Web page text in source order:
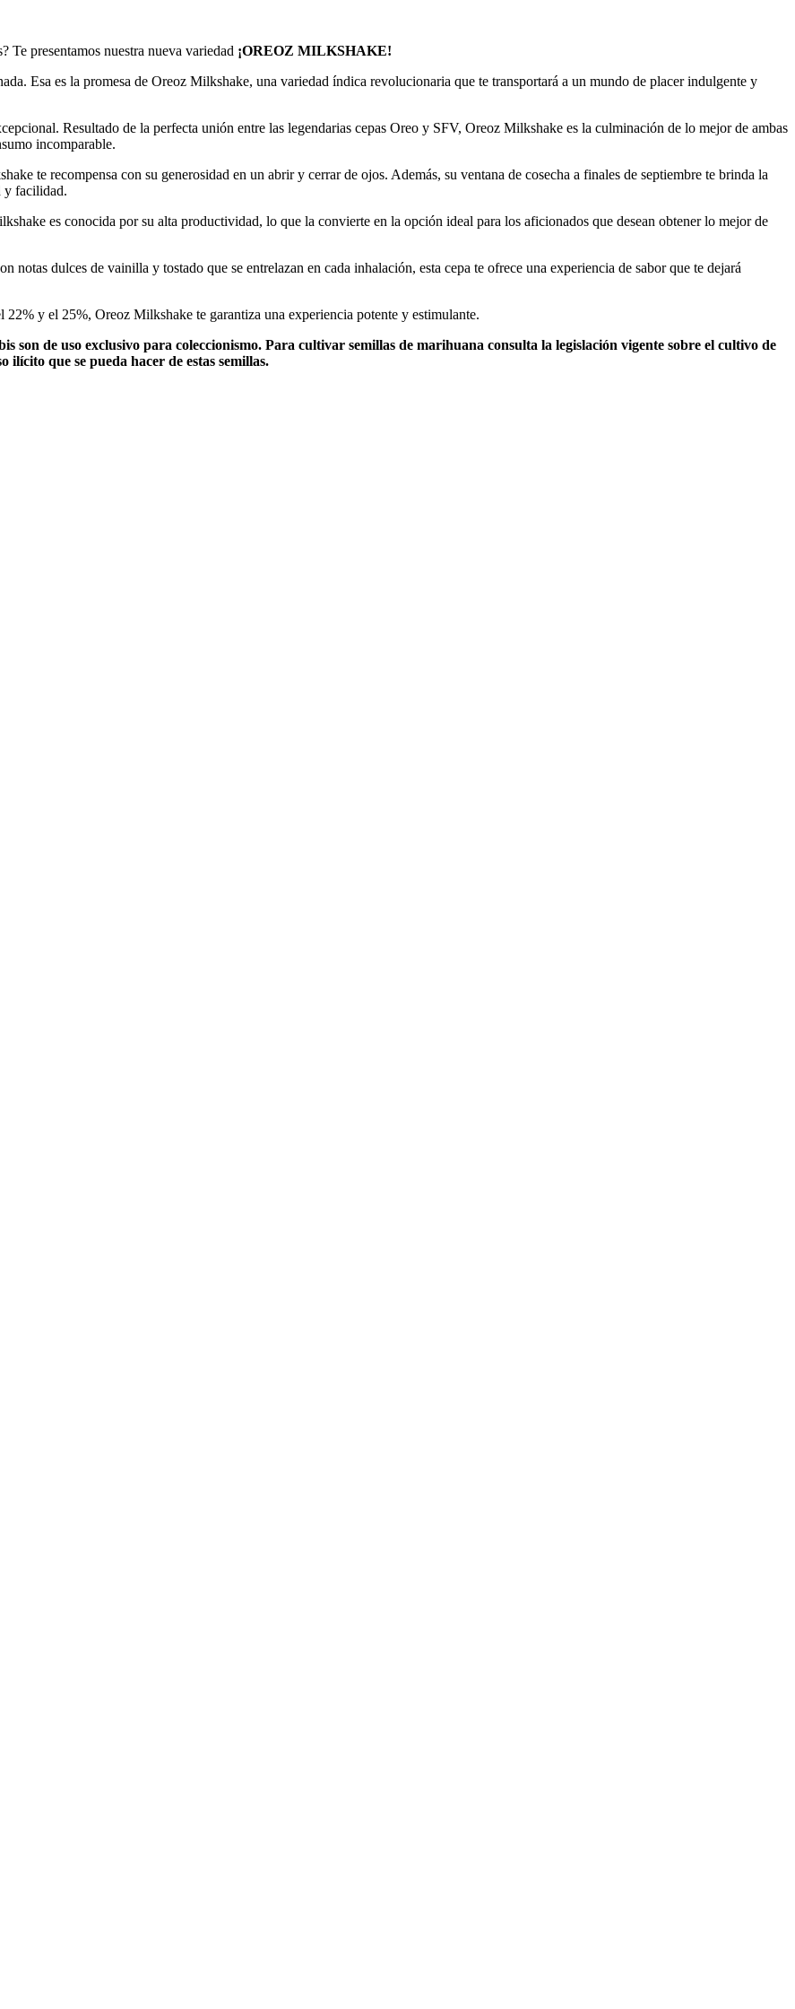
Te presentamos nuestra nueva variedad ¡OREOZ MILKSHAKE!
Esa es la promesa de Oreoz Milkshake, una variedad índica revolucionaria que te transportará a un mundo de placer indulgente y
Resultado de la perfecta unión entre las legendarias cepas Oreo y SFV, Oreoz Milkshake es la culminación de lo mejor de ambas
incomparable.
te recompensa con su generosidad en un abrir y cerrar de ojos. Además, su ventana de cosecha a finales de septiembre te brinda la
y facilidad.
es conocida por su alta productividad, lo que la convierte en la opción ideal para los aficionados que desean obtener lo mejor de
notas dulces de vainilla y tostado que se entrelazan en cada inhalación, esta cepa te ofrece una experiencia de sabor que te dejará
y el 25%, Oreoz Milkshake te garantiza una experiencia potente y estimulante.
son de uso exclusivo para coleccionismo. Para cultivar semillas de marihuana consulta la legislación vigente sobre el cultivo de
ilícito que se pueda hacer de estas semillas.